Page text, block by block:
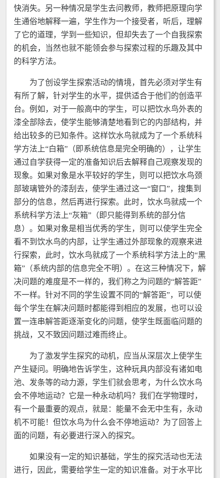
快消失。另一种情况是学生去问教师，教师把原理向学
生通俗地解释一遍，学生作为一个接受者，听后，理解
了它的道理，学到一些知识，但却失去了一个自我探索
的机会，当然也就不能领会参与探索过程的乐趣及其中
的科学方法。
为了创设学生探索活动的情境，首先必须对学生有
有所了解，针对学生的水平，提供适合于他们的创造平
台。例如，对于一般高中的学生，可以把饮水鸟外表的
漆全部除去，使学生能够清楚地看到它的内部结构，并
给出较多的已知条件。这样饮水鸟就成为了一个系统科
学方法上“白箱”（即系统信息是完全明确的），让学生
通过自学获得一定的准备知识后去解释自己观察发现的
现象。如果对象是水平较好的学生，则可以把饮水鸟颈
部玻璃管外的漆刮去，使学生通过这一“窗口”，搜集到
部分的信息，然后再进行探索。此时，饮水鸟就成一个
系统科学方法上“灰箱”（即只能得到系统的部分信
息）。如果对象是相当优秀的学生，则可以使学生完全
看不到饮水鸟的内部，让学生通过外部现象的观察来进
行探索，此时，饮水鸟就成了一个系统科学方法上的“黑
箱”（系统内部的信息完全不明）。在这三种情况下，解
决问题的难度是不一样的，我们称之为问题的“解答距”
不一样。针对不同的学生设置不同的“解答距”，可以使
每个学生在解决问题时都能得到相应的发展，也可以设
置一连串解答距逐渐变化的问题，使学生既面临问题的
挑战，又不致因问题过难而终止。
为了激发学生探究的动机，应当从深层次上使学生
产生疑问。明确地告诉学生，这种玩具内部没有诸如电
池、发条等的动力源，学生们就会思考，为什么饮水鸟
会不停地运动？它是一种永动机吗？我们在学物理时，
有一个最重要的观点，就是：能量不会无中生有，永动
机不可能！但饮水鸟为什么会不停地运动？为了回答上
面的问题，有必要进行深入的探究。
如果没有一定的知识基础，学生的探究活动也无法
进行，因此，需要给学生一定的知识准备。对于水平比